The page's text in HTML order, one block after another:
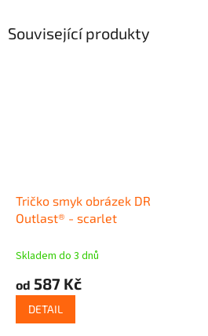
Související produkty
Tričko smyk obrázek DR
Outlast® - scarlet
Skladem do 3 dnů
od 587 Kč
DETAIL